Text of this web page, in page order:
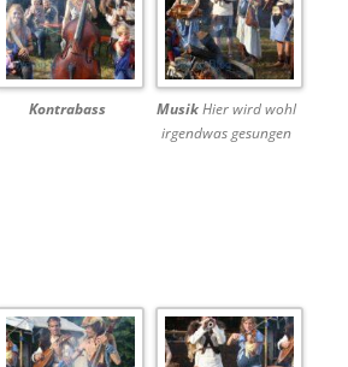
Kontrabass MusikHier wird wohl
irgendwas gesungen